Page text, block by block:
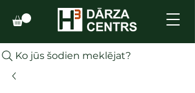
Ko jūs šodien meklējat?